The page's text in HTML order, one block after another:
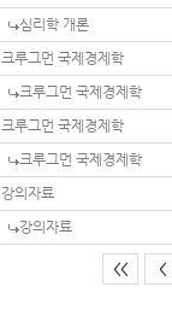
심리학 개론
크루그먼 국제경제학
크루그먼 국제경제학
크루그먼 국제경제학
크루그먼 국제경제학
강의자료
강의자료
<< <